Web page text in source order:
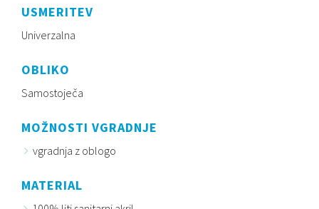
USMERITEV
Univerzalna
OBLIKO
Samostoječa
MOŽNOSTI VGRADNJE
vgradnja z oblogo
MATERIAL